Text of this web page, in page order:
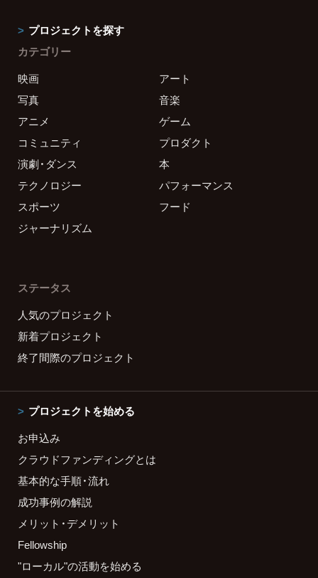
プロジェクトを探す
カテゴリー
映画
アート
写真
音楽
アニメ
ゲーム
コミュニティ
プロダクト
演劇・ダンス
本
テクノロジー
パフォーマンス
スポーツ
フード
ジャーナリズム
ステータス
人気のプロジェクト
新着プロジェクト
終了間際のプロジェクト
プロジェクトを始める
お申込み
クラウドファンディングとは
基本的な手順・流れ
成功事例の解説
メリット・デメリット
Fellowship
"ローカル"の活動を始める